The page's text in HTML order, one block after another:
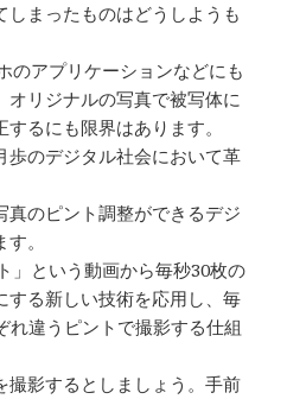
まったものはどうしようも
アプリケーションなどにも
オリジナルの写真で被写体に
るにも限界はあります。
歩のデジタル社会において革
真のピント調整ができるデジ
。
」という動画から毎秒30枚の
する新しい技術を応用し、毎
れ違うピントで撮影する仕組
撮影するとしましょう。手前